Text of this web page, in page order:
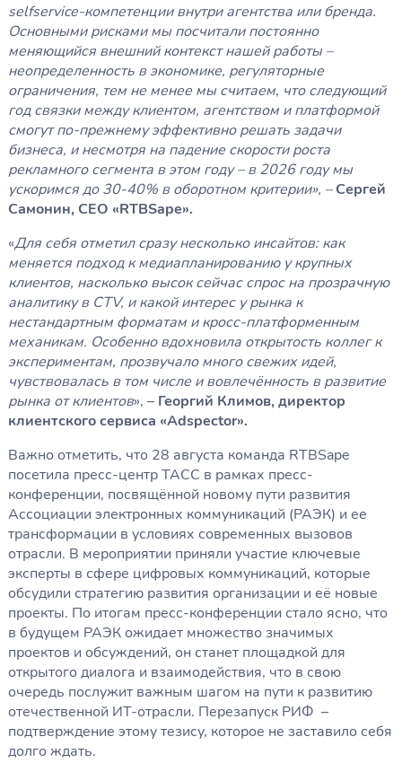
selfservice-компетенции внутри агентства или бренда.
Основными рисками мы посчитали постоянно
меняющийся внешний контекст нашей работы –
неопределенность в экономике, регуляторные
ограничения, тем не менее мы считаем, что следующий
год связки между клиентом, агентством и платформой
смогут по-прежнему эффективно решать задачи
бизнеса, и несмотря на падение скорости роста
рекламного сегмента в этом году – в 2026 году мы
ускоримся до 30-40% в оборотном критерии», –Сергей
Cамонин, CEO «RTBSape».
«Для себя отметил сразу несколько инсайтов: как
меняется подход к медиапланированию у крупных
клиентов, насколько высок сейчас спрос на прозрачную
аналитику в CTV, и какой интерес у рынка к
нестандартным форматам и кросс-платформенным
механикам. Особенно вдохновила открытость коллег к
экспериментам, прозвучало много свежих идей,
чувствовалась в том числе и вовлечённость в развитие
рынка от клиентов», – Георгий Климов, директор
клиентского сервиса «Adspector».
Важно отметить, что 28 августа команда RTBSape
посетила пресс-центр ТАСС в рамках пресс-
конференции, посвящённой новому пути развития
Ассоциации электронных коммуникаций (РАЭК) и ее
трансформации в условиях современных вызовов
отрасли. В мероприятии приняли участие ключевые
эксперты в сфере цифровых коммуникаций, которые
обсудили стратегию развития организации и её новые
проекты. По итогам пресс-конференции стало ясно, что
в будущем РАЭК ожидает множество значимых
проектов и обсуждений, он станет площадкой для
открытого диалога и взаимодействия, что в свою
очередь послужит важным шагом на пути к развитию
отечественной ИТ-отрасли. Перезапуск РИФ –
подтверждение этому тезису, которое не заставило себя
долго ждать.